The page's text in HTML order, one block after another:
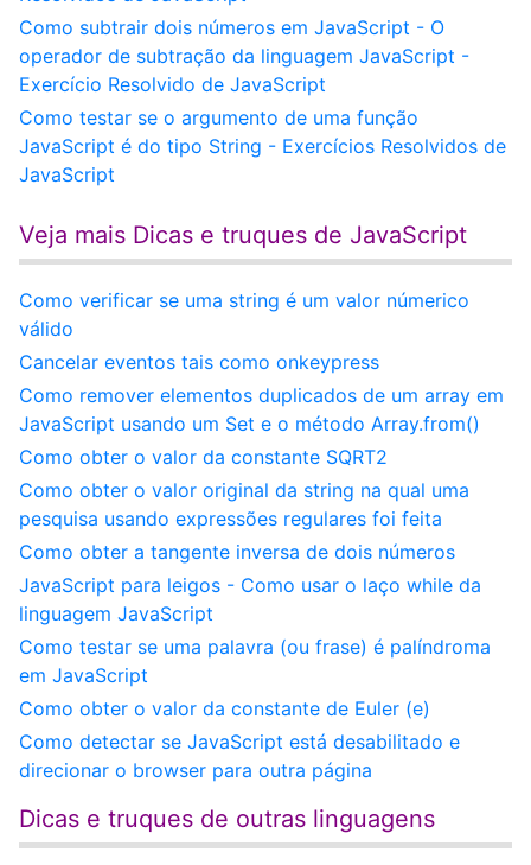
Como subtrair dois números em JavaScript - O
operador de subtração da linguagem JavaScript -
Exercício Resolvido de JavaScript
Como testar se o argumento de uma função
JavaScript é do tipo String - Exercícios Resolvidos de
JavaScript
Veja mais Dicas e truques de JavaScript
Como verificar se uma string é um valor númerico
válido
Cancelar eventos tais como onkeypress
Como remover elementos duplicados de um array em
JavaScript usando um Set e o método Array.from()
Como obter o valor da constante SQRT2
Como obter o valor original da string na qual uma
pesquisa usando expressões regulares foi feita
Como obter a tangente inversa de dois números
JavaScript para leigos - Como usar o laço while da
linguagem JavaScript
Como testar se uma palavra (ou frase) é palíndroma
em JavaScript
Como obter o valor da constante de Euler (e)
Como detectar se JavaScript está desabilitado e
direcionar o browser para outra página
Dicas e truques de outras linguagens